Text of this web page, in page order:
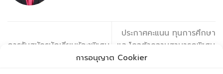
การอนุญาต Cookier
การรับสมัครนักเรียนห้องพิเศษ
ประกาศคะแนน ทุนการศึกษา
และโควต้าความสามารถพิเศษ
ทางวิชาการเพื่อเตรียมสอบเข้า